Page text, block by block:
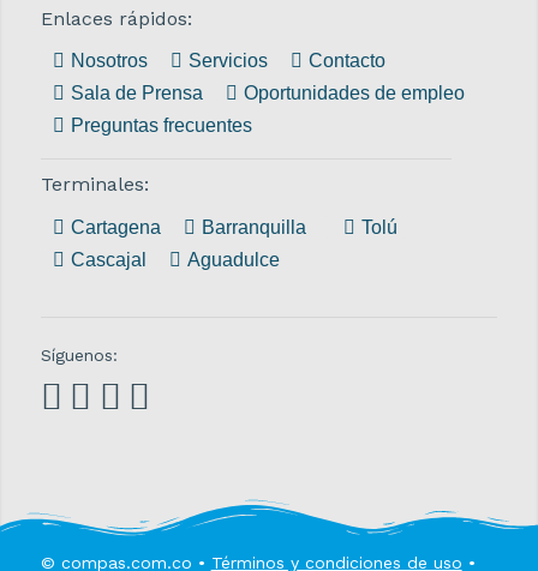
Enlaces rápidos:
Nosotros Servicios
Contacto
Sala de Prensa
Oportunidades de empleo
Preguntas frecuentes
Terminales:
Cartagena Barranquilla
Tolú
Cascajal
Aguadulce
Síguenos:
© compas.com.co • Términos y condiciones de uso •